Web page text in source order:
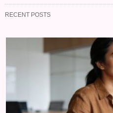
RECENT POSTS